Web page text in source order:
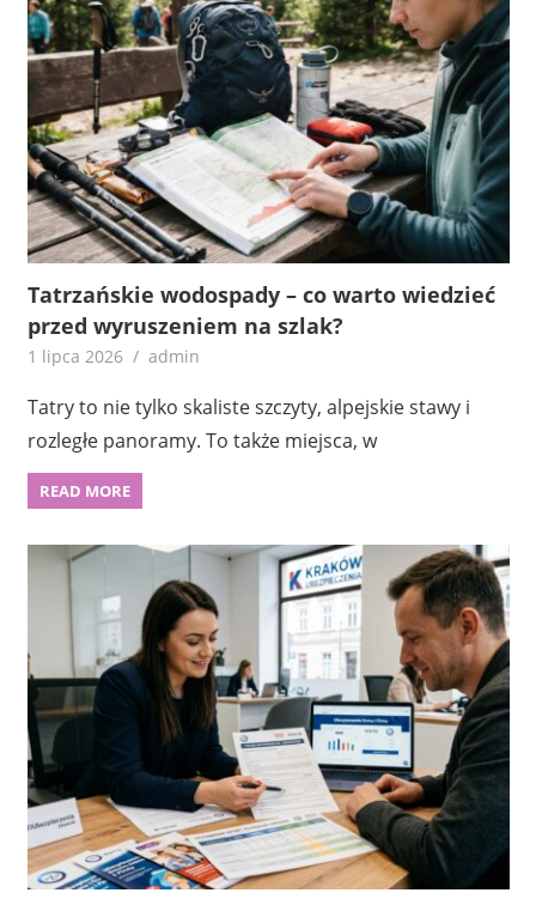
Tatrzańskie wodospady – co warto wiedzieć
przed wyruszeniem na szlak?
1 lipca 2026 admin
Tatry to nie tylko skaliste szczyty, alpejskie stawy i
rozległe panoramy. To także miejsca, w
READ MORE